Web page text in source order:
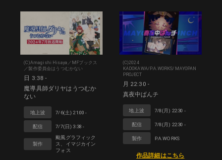
(C)Amagishi Hisaya／MFブックス
／製作委員会はうつむかない
日 3:38 -
魔導具師ダリヤはうつむか
ない
地上波 7/6(土) 21:00 -
配信 7/7(日) 3:38 -
製作
颱風グラフィック
ス、イマジカイン
フォス
(C)2024
KADOKAWA/P.A.WORKS/MAYOPAN
PROJECT
月 22:30 -
真夜中ぱんチ
地上波 7/8(月) 22:30 -
配信 7/8(月) 22:30 -
製作 P.A.WORKS
作品詳細はこちら